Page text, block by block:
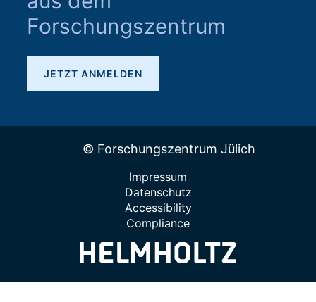
Forschungszentrum
JETZT ANMELDEN
© Forschungszentrum Jülich
Impressum
Datenschutz
Accessibility
Compliance